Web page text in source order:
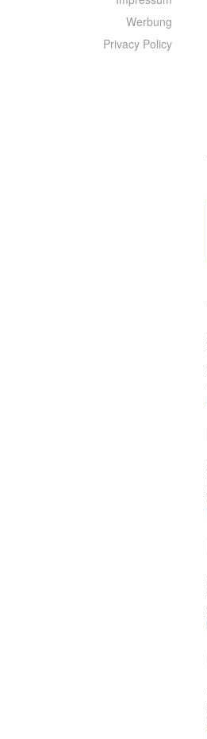
Werbung
Privacy Policy